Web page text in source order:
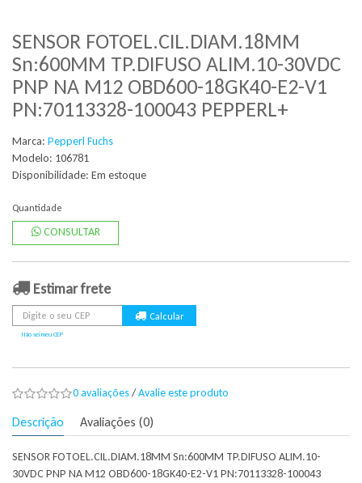
SENSOR FOTOEL.CIL.DIAM.18MM
Sn:600MM TP.DIFUSO ALIM.10-30VDC
PNP NA M12 OBD600-18GK40-E2-V1
PN:70113328-100043 PEPPERL+
Marca: Pepperl Fuchs
Modelo: 106781
Disponibilidade: Em estoque
Quantidade
CONSULTAR
Estimar frete
Não sei meu CEP
0 avaliações/Avalie este produto
Descrição Avaliações (0)
SENSOR FOTOEL.CIL.DIAM.18MM Sn:600MM TP.DIFUSO ALIM.10-
30VDC PNP NA M12 OBD600-18GK40-E2-V1 PN:70113328-100043